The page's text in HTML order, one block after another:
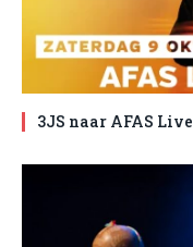
3JS naar AFAS Live